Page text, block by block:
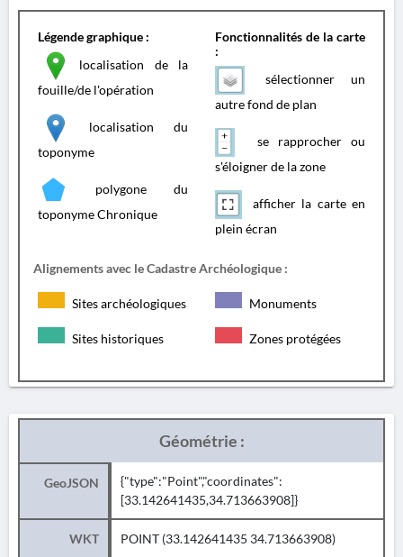
Légende graphique :
localisation de la
fouille/de l'opération
localisation du
toponyme
polygone du
toponyme Chronique
Fonctionnalités de la carte
:
sélectionner un
autre fond de plan
se rapprocher ou
s'éloigner de la zone
afficher la carte en
plein écran
Alignements avec le Cadastre Archéologique :
Sites archéologiques Monuments
Sites historiques Zones protégées
Géométrie :
GeoJSON
{"type":"Point","coordinates":
[33.142641435,34.713663908]}
WKT POINT (33.142641435 34.713663908)